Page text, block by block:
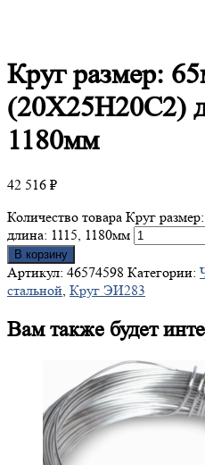
Кругразмер:
(20Х25Н20С2)
1180мм
42 516 ₽
Количество товара Круг
длина: 1115, 1180мм
В корзину
Артикул: 46574598 Категории:
стальной, Круг ЭИ283
Вам также будет